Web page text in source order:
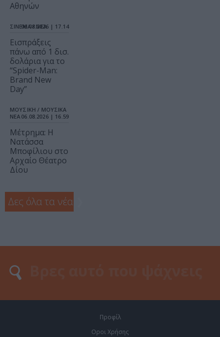
Αθηνών
ΣΙΝΕΜΑ / ΝΕΑ
06.08.2026 | 17.14
Εισπράξεις
πάνω από 1 δισ.
δολάρια για το
“Spider-Man:
Brand New
Day”
ΜΟΥΣΙΚΗ / ΜΟΥΣΙΚΑ
ΝΕΑ 06.08.2026 | 16.59
Μέτρημα: Η
Νατάσσα
Μποφίλιου στο
Αρχαίο Θέατρο
Δίου
Δες όλα τα νέα
Προφίλ
Οροι Χρήσης